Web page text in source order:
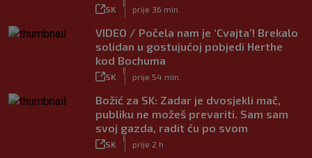
SK prije 36 min.
VIDEO / Počela nam je ‘Cvajta’! Brekalo
solidan u gostujućoj pobjedi Herthe
kod Bochuma
SK prije 54 min.
Božić za SK: Zadar je dvosjekli mač,
publiku ne možeš prevariti. Sam sam
svoj gazda, radit ću po svom
SK prije 2 h